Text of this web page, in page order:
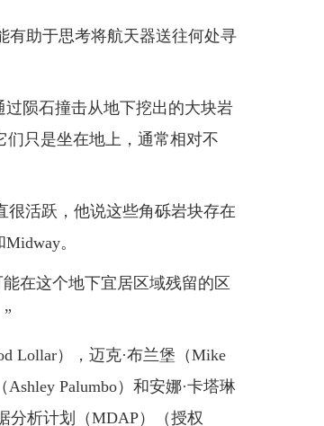
有助于思考将航天器送往何处寻
陨石撞击从地下挖出的大块岩
们只是坐在地上，通常相对不
很活跃，他说这些角砾岩块存在
。
在这个地下宜居区域残留的区
Lollar），迈克·布兰堡（Mike
Palumbo）和安娜·卡塔琳
分析计划（MDAP）（授权